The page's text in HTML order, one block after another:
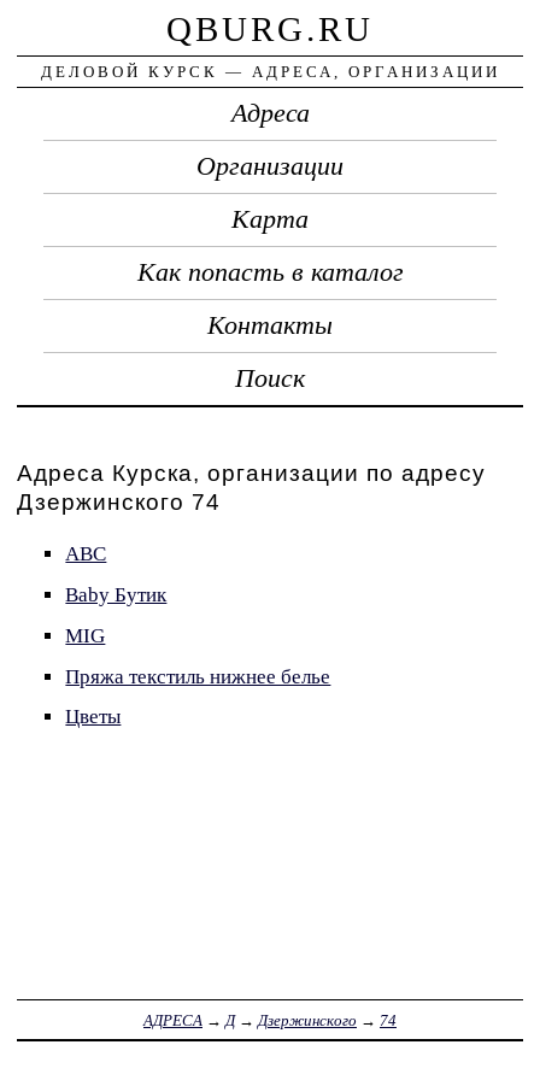
QBURG.RU
ДЕЛОВОЙ КУРСК — АДРЕСА, ОРГАНИЗАЦИИ
Адреса
Организации
Карта
Как попасть в каталог
Контакты
Поиск
Адреса Курска, организации по адресу
Дзержинского 74
ABC
Baby Бутик
MIG
Пряжа текстиль нижнее белье
Цветы
АДРЕСА → Д→ Дзержинского → 74